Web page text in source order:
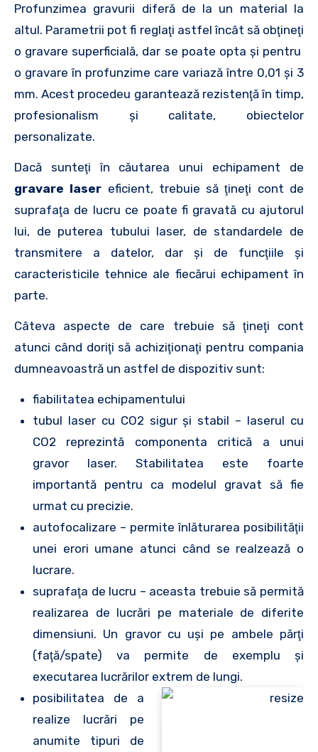
Profunzimea gravurii diferă de la un material la
altul. Parametrii pot fi reglaţi astfel încât să obţineţi
o gravare superficială, dar se poate opta şi pentru
o gravare în profunzime care variază între 0,01 şi 3
mm. Acest procedeu garantează rezistenţă în timp,
profesionalism şi calitate, obiectelor
personalizate.
Dacă sunteţi în căutarea unui echipament de
gravare laser eficient, trebuie să ţineţi cont de
suprafaţa de lucru ce poate fi gravată cu ajutorul
lui, de puterea tubului laser, de standardele de
transmitere a datelor, dar şi de funcţiile şi
caracteristicile tehnice ale fiecărui echipament în
parte.
Câteva aspecte de care trebuie să ţineţi cont
atunci când doriţi să achiziţionaţi pentru compania
dumneavoastră un astfel de dispozitiv sunt:
fiabilitatea echipamentului
tubul laser cu CO2 sigur şi stabil – laserul cu
CO2 reprezintă componenta critică a unui
gravor laser. Stabilitatea este foarte
importantă pentru ca modelul gravat să fie
urmat cu precizie.
autofocalizare – permite înlăturarea posibilităţii
unei erori umane atunci când se realzează o
lucrare.
suprafaţa de lucru – aceasta trebuie să permită
realizarea de lucrări pe materiale de diferite
dimensiuni. Un gravor cu uşi pe ambele părţi
(faţă/spate) va permite de exemplu şi
executarea lucrărilor extrem de lungi.
posibilitatea de a
realize lucrări pe
anumite tipuri de